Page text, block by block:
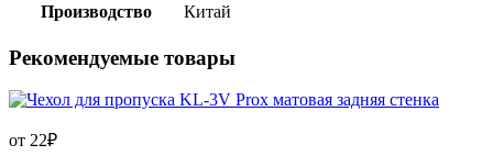
Производство
Китай
Рекомендуемые товары
от 22₽